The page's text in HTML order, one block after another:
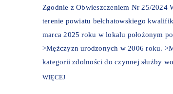
Zgodnie z Obwieszczeniem Nr 25/
terenie powiatu bełchatowskiego
marca 2025 roku w lokalu położonym
>Mężczyzn urodzonych w 2006 roku.
kategorii zdolności do czynnej służby
WIĘCEJ